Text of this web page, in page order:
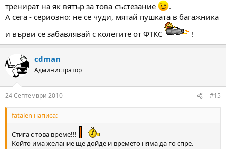
тренират на як вятър за това състезание
.
А сега - сериозно: не се чуди, мятай пушката в багажника
и върви се забавлявай с колегите от ФТКС
!
cdman
Администратор
24 Септември 2010 #15
fatalen написа:
Стига с това време!!!
Който има желание ще дойде и времето няма да го спре.